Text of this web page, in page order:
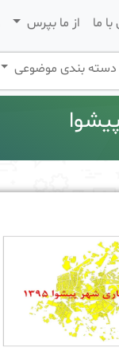
ما از ما بپرس
دسته بندی موضوعی